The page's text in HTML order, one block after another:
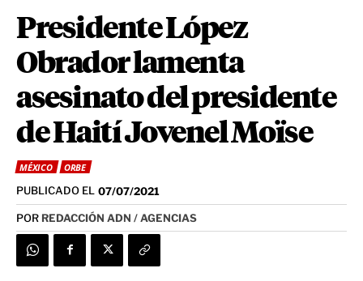
Presidente López
Obrador lamenta
asesinato del presidente
de Haití Jovenel Moïse
MÉXICO ORBE
PUBLICADO EL 07/07/2021
POR REDACCIÓN ADN / AGENCIAS